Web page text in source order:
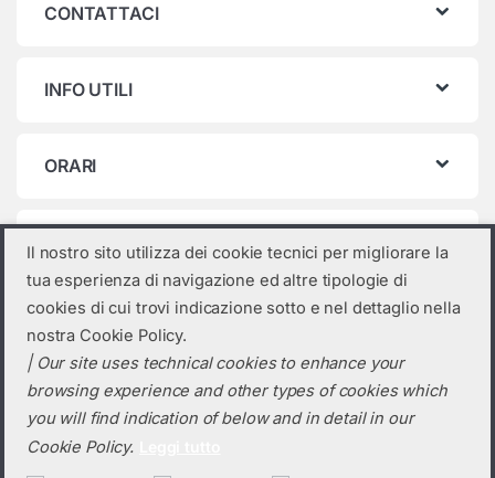
CONTATTACI
INFO UTILI
ORARI
Categorie prodotto
Seleziona una categoria
Il nostro sito utilizza dei cookie tecnici per migliorare la
tua esperienza di navigazione ed altre tipologie di
cookies di cui trovi indicazione sotto e nel dettaglio nella
nostra Cookie Policy.
| Our site uses technical cookies to enhance your
browsing experience and other types of cookies which
you will find indication of below and in detail in our
Cookie Policy.